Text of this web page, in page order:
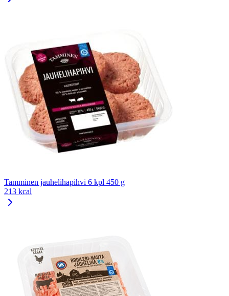
Tamminen jauhelihapihvi 6 kpl 450 g
213 kcal